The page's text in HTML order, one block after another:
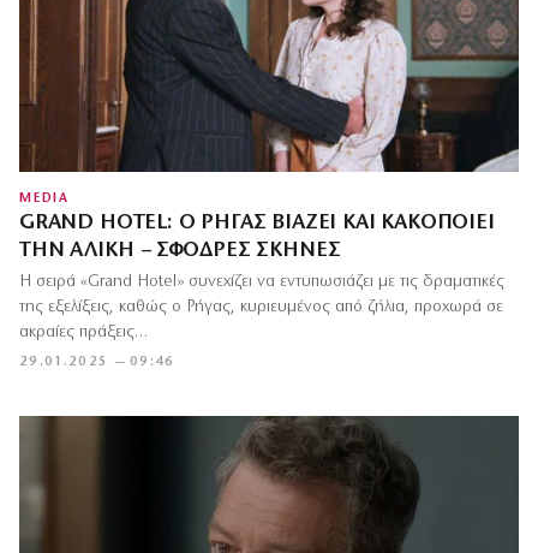
MEDIA
GRAND HOTEL: Ο ΡΉΓΑΣ ΒΙΆΖΕΙ ΚΑΙ ΚΑΚΟΠΟΙΕΊ
ΤΗΝ ΑΛΊΚΗ – ΣΦΟΔΡΈΣ ΣΚΗΝΈΣ
29.01.2025 — 09:46
Η σειρά «Grand Hotel» συνεχίζει να εντυπωσιάζει με τις δραματικές
της εξελίξεις, καθώς ο Ρήγας, κυριευμένος από ζήλια, προχωρά σε
ακραίες πράξεις…